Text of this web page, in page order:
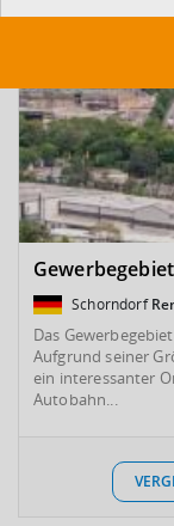
Schorndorf
Das
Aufgrund seiner
ein interessanter
Autobahn...